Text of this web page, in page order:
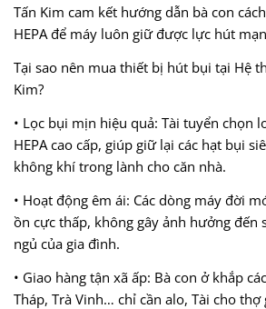
Tấn Kim cam kết hướng dẫn bà con
HEPA để máy luôn giữ được lực hút
Tại sao nên mua thiết bị hút bụi tại Hệ
Kim?
• Lọc bụi mịn hiệu quả: Tài tuyển chọn
HEPA cao cấp, giúp giữ lại các hạt bụi
không khí trong lành cho căn nhà.
• Hoạt động êm ái: Các dòng máy đời
ồn cực thấp, không gây ảnh hưởng đến
ngủ của gia đình.
• Giao hàng tận xã ấp: Bà con ở khắp
Tháp, Trà Vinh… chỉ cần alo, Tài cho